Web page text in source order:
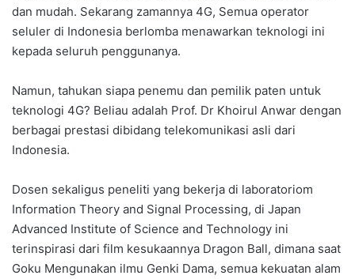
dan mudah. Sekarang zamannya 4G, Semua operator
seluler di Indonesia berlomba menawarkan teknologi ini
kepada seluruh penggunanya.
Namun, tahukan siapa penemu dan pemilik paten untuk
teknologi 4G? Beliau adalah Prof. Dr Khoirul Anwar dengan
berbagai prestasi dibidang telekomunikasi asli dari
Indonesia.
Dosen sekaligus peneliti yang bekerja di laboratoriom
Information Theory and Signal Processing, di Japan
Advanced Institute of Science and Technology ini
terinspirasi dari film kesukaannya Dragon Ball, dimana saat
Goku Mengunakan ilmu Genki Dama, semua kekuatan alam